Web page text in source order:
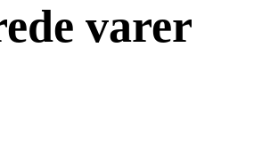
varer